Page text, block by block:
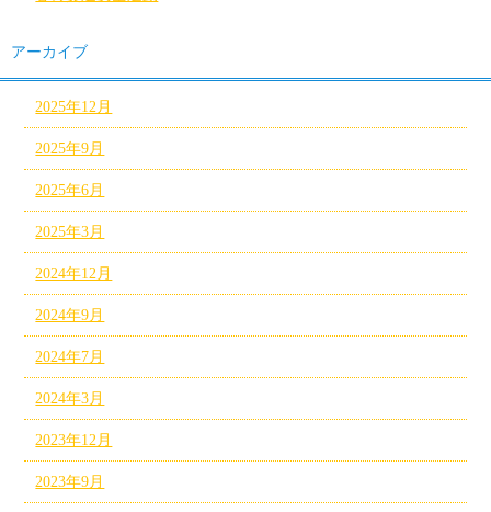
アーカイブ
2025年12月
2025年9月
2025年6月
2025年3月
2024年12月
2024年9月
2024年7月
2024年3月
2023年12月
2023年9月